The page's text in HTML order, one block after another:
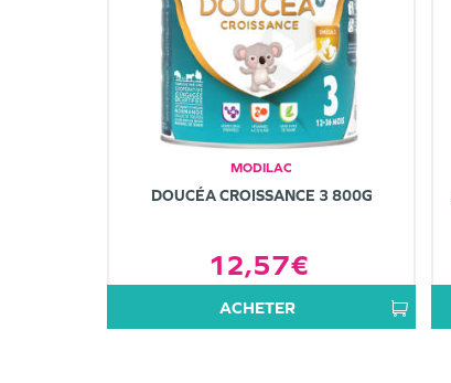
MODILAC
DOUCÉA CROISSANCE 3 800G
12,57€
ACHETER